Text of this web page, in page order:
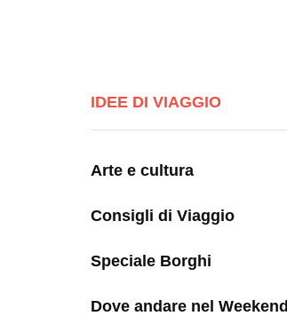
IDEE DI VIAGGIO
Arte e cultura
Consigli di Viaggio
Speciale Borghi
Dove andare nel Weekend